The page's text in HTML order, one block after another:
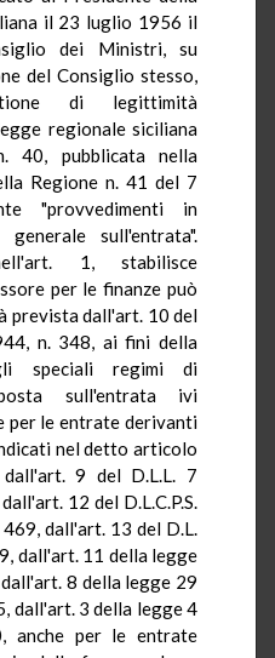
il 23 luglio 1956 il
dei Ministri, su
del Consiglio stesso,
di legittimità
regionale siciliana
40, pubblicata nella
Regione n. 41 del 7
"provvedimenti in
sull'entrata".
1, stabilisce
per le finanze può
prevista dall'art. 10 del
n. 348, ai fini della
speciali regimi di
sull'entrata ivi
per le entrate derivanti
nel detto articolo
9 del D.L.L. 7
12 del D.L.C.P.S.
dall'art. 13 del D.L.
dall'art. 11 della legge
8 della legge 29
dall'art. 3 della legge 4
anche per le entrate